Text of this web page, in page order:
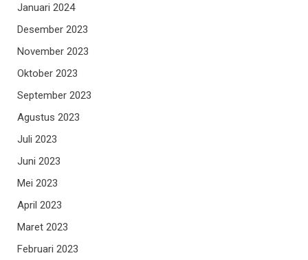
Januari 2024
Desember 2023
November 2023
Oktober 2023
September 2023
Agustus 2023
Juli 2023
Juni 2023
Mei 2023
April 2023
Maret 2023
Februari 2023